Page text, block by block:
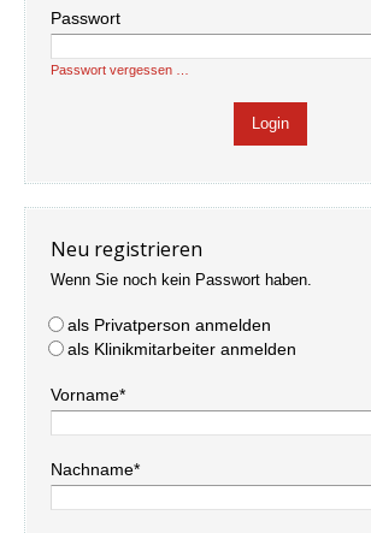
Passwort
Passwort vergessen …
Neu registrieren
Wenn Sie noch kein Passwort haben.
als Privatperson anmelden
als Klinikmitarbeiter anmelden
Vorname*
Nachname*